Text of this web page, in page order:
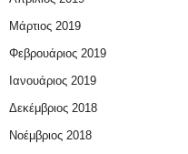
Μάρτιος 2019
Φεβρουάριος 2019
Ιανουάριος 2019
Δεκέμβριος 2018
Νοέμβριος 2018